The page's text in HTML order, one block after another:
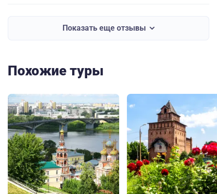
Показать еще отзывы
Похожие туры